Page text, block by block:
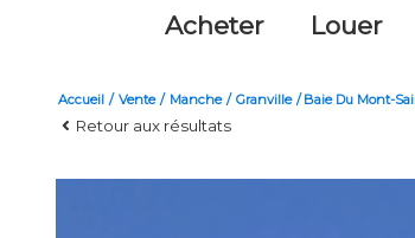
acheter louer
Accueil Vente Manche Granville Baie Du Mont-
Retour aux résultats